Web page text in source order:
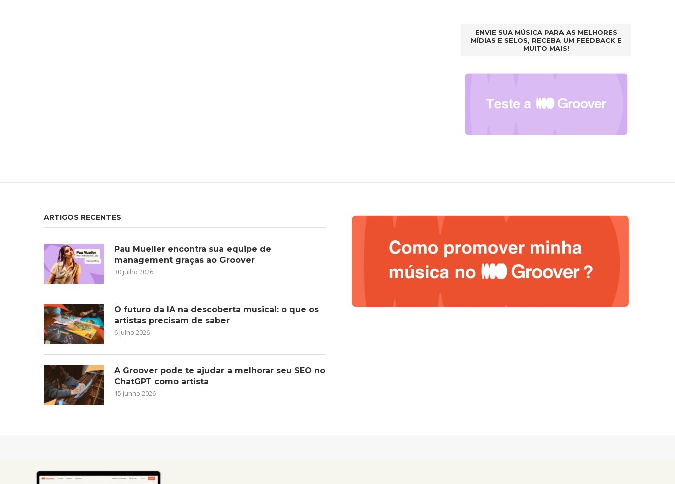
ENVIE SUA MÚSICA PARA AS MELHORES
MÍDIAS E SELOS, RECEBA UM FEEDBACK E
MUITO MAIS!
ARTIGOS RECENTES
Pau Mueller encontra sua equipe de
management graças ao Groover
30 julho 2026
O futuro da IA na descoberta musical: o que os
artistas precisam de saber
6 julho 2026
A Groover pode te ajudar a melhorar seu SEO no
ChatGPT como artista
15 junho 2026